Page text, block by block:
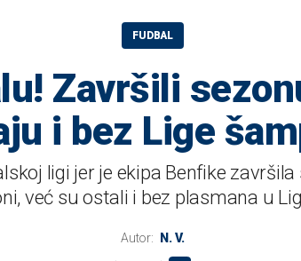
FUDBAL
Završili
i bez Lige
ligi jer je ekipa Benfike
već su ostali i bez plasmana u
Autor: N. V.